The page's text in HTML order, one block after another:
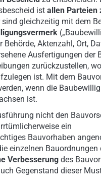
ist allen Parteien
sind gleichzeitig mit dem
Behörde, Aktenzahl, Ort,
Ausfertigungen der
zurückzustellen,
ist. Mit dem
wenn die
ist.
nicht den
ein
Bauvorhaben
einzelnen Bauordnungen
Verbesserungdes
Gegenstand dieser